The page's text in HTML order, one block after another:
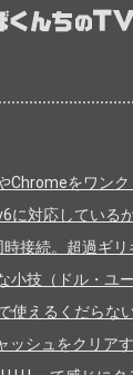
Chromeをワン
に対応している
時接続。超過ギ
小技（ドル・ユ
使えるくだらな
ッシュをクリア